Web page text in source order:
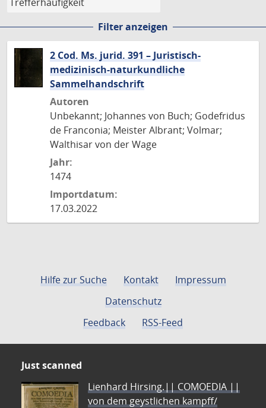
Filter anzeigen
2 Cod. Ms. jurid. 391 – Juristisch-
medizinisch-naturkundliche
Sammelhandschrift
Autoren
Unbekannt; Johannes von Buch; Godefridus
de Franconia; Meister Albrant; Volmar;
Walthisar von der Wage
Jahr:
1474
Importdatum:
17.03.2022
Hilfe zur Suche Kontakt
Impressum
Datenschutz
Feedback
RSS-Feed
Just scanned
Lienhard Hirsing.|| COMOEDIA ||
von dem geystlichen kampff/